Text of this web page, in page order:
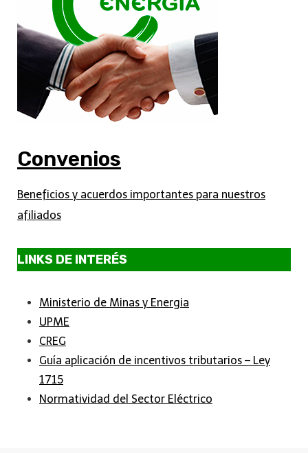
Convenios
Beneficios y acuerdos importantes para nuestros
afiliados
LINKS DE INTERÉS
Ministerio de Minas y Energia
UPME
CREG
Guía aplicación de incentivos tributarios – Ley
1715
Normatividad del Sector Eléctrico